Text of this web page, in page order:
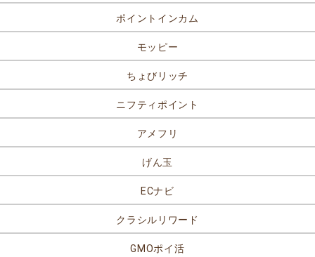
ポイントインカム
モッピー
ちょびリッチ
ニフティポイント
アメフリ
げん玉
ECナビ
クラシルリワード
GMOポイ活